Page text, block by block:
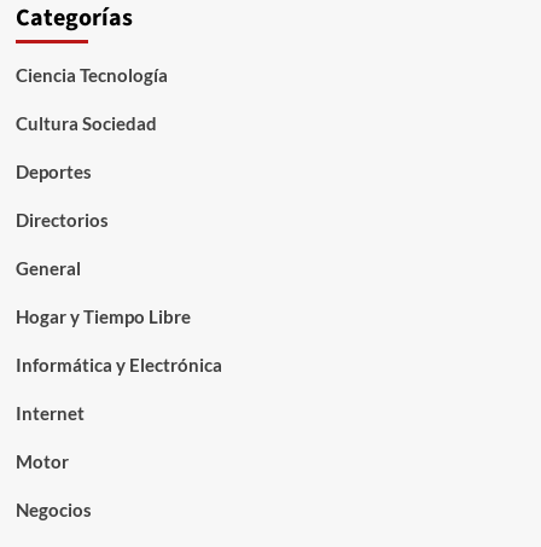
Categorías
Ciencia Tecnología
Cultura Sociedad
Deportes
Directorios
General
Hogar y Tiempo Libre
Informática y Electrónica
Internet
Motor
Negocios